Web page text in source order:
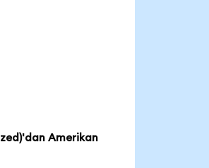
Amerikan